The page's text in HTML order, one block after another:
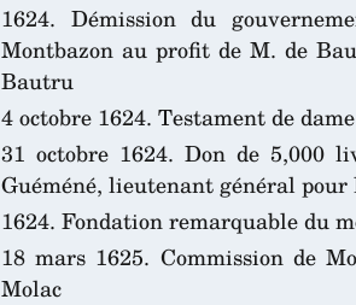
1624. Démission du
Montbazon au profit de M. de
Bautru
4 octobre 1624. Testament de
31 octobre 1624. Don de
Guéméné, lieutenant général pour
1624. Fondation remarquable du
18 mars 1625. Commission de
Molac